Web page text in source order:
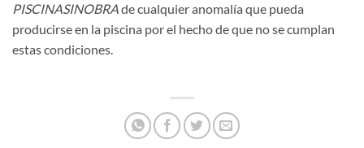
PISCINASINOBRAde cualquier anomalía que pueda
producirse en la piscina por el hecho de que no se cumplan
estas condiciones.